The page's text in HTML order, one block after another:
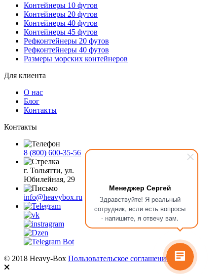
Менеджер Сергей
Здравствуйте! Я реальный
сотрудник, если есть вопросы
- напишите, я отвечу вам.
Контейнеры 10 футов
Контейнеры 20 футов
Контейнеры 40 футов
Контейнеры 45 футов
Рефконтейнеры 20 футов
Рефконтейнеры 40 футов
Размеры морских контейнеров
Для клиента
О нас
Блог
Контакты
Контакты
8 (800) 600-35-56
г. Тольятти, ул.
Юбилейная, 29
info@heavybox.ru
© 2018 Heavy-Box Пользовательское соглашение